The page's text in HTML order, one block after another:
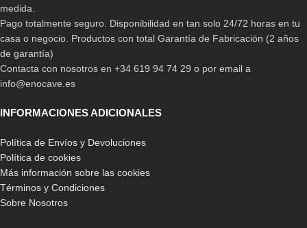
medida.
Pago totalmente seguro. Disponibilidad en tan solo 24/72 horas en tu
casa o negocio. Productos con total Garantía de Fabricación (2 años
de garantía)
Contacta con nosotros en +34 619 94 74 29 o por email a
info@enocave.es
INFORMACIONES ADICIONALES
Política de Envíos y Devoluciones
Política de cookies
Más información sobre las cookies
Términos y Condiciones
Sobre Nosotros